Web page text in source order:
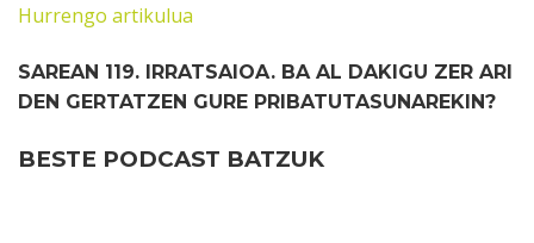
Hurrengo artikulua
SAREAN 119. IRRATSAIOA. BA AL DAKIGU ZER ARI
DEN GERTATZEN GURE PRIBATUTASUNAREKIN?
BESTE PODCAST BATZUK